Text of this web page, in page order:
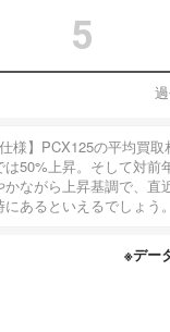
5
様】PCX125の平均買
50%上昇。そして対前
ながら上昇基調で、直
あるといえるでしょう。
※デー